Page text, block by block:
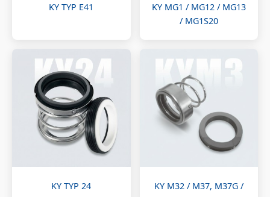
KY TYP E41
KY MG1 / MG12 / MG13
/ MG1S20
KY TYP 24
KY M32 / M37, M37G /